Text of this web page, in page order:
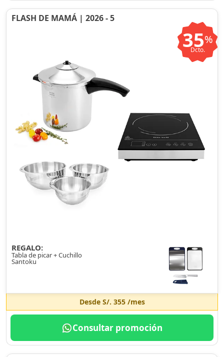
FLASH DE MAMÁ | 2026 - 5
35%
Dcto.
REGALO:
Tabla de picar + Cuchillo
Santoku
Desde S/. 355/mes
Consultar promoción